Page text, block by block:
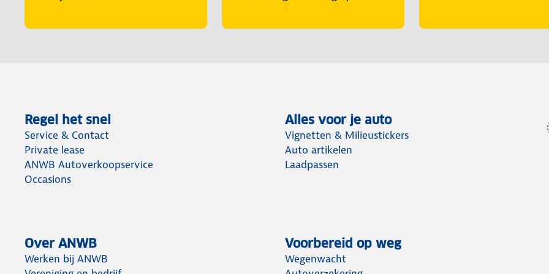
Regel het snel
Service & Contact
Private lease
ANWB Autoverkoopservice
Occasions
Alles voor je auto
Vignetten & Milieustickers
Auto artikelen
Laadpassen
Over ANWB
Werken bij ANWB
Voorbereid op weg
Wegenwacht